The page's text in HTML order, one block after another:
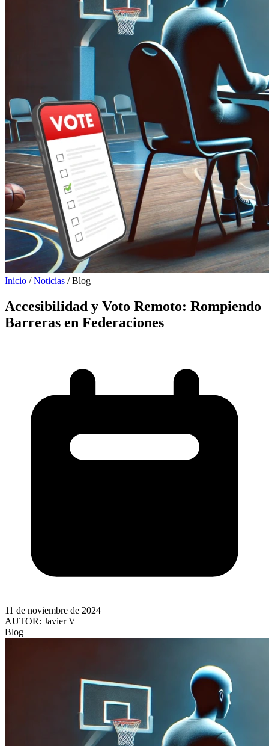
Inicio / Noticias / Blog
Accesibilidad y Voto Remoto: Rompiendo
Barreras en Federaciones
11 de noviembre de 2024
AUTOR: Javier V
Blog